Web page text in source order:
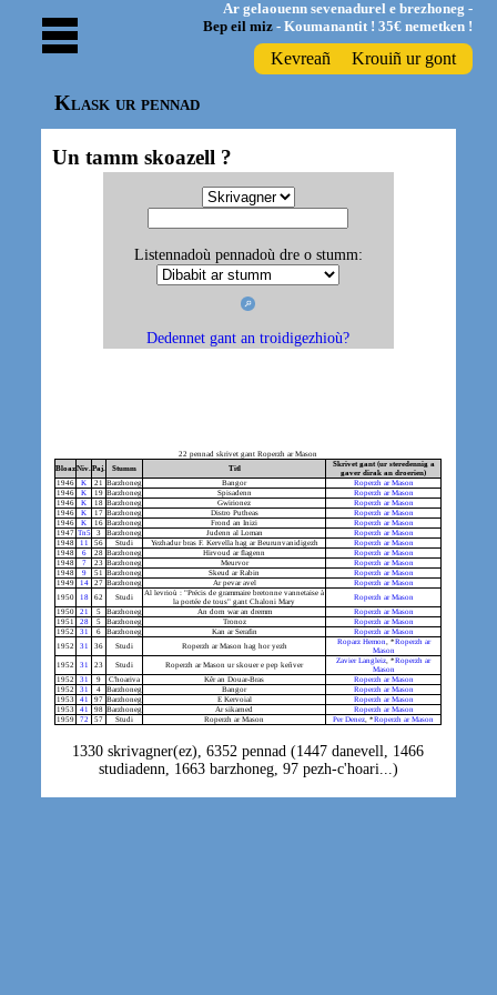
Ar gelaouenn sevenadurel e brezhoneg -
Bep eil miz- Koumanantit ! 35€ nemetken !
Kevreañ Krouiñ ur gont
Klask ur pennad
Un tamm skoazell ?
Listennadoù pennadoù dre o stumm:
Dedennet gant an troidigezhioù?
22 pennad skrivet gant Roperzh ar Mason
BloazNiv. Paj. Stumm Titl
Skrivet gant (ur steredennig a
gaver dirak an droerien)
1946
K 21 Barzhoneg Bangor
Roperzh ar Mason
1946
K 19 Barzhoneg Spisadenn
Roperzh ar Mason
1946
K 18 Barzhoneg Gwirionez
Roperzh ar Mason
1946
K 17 Barzhoneg Distro Putheas
Roperzh ar Mason
1946
K 16 Barzhoneg Frond an Inizi
Roperzh ar Mason
1947 Tn5 3 Barzhoneg Judenn al Loman
Roperzh ar Mason
1948
11 56 Studi Yezhadur bras F. Kervella hag ar Beurunvanidigezh
Roperzh ar Mason
1948
6 28 Barzhoneg Hirvoud ar flagenn
Roperzh ar Mason
1948
7 23 Barzhoneg Meurvor
Roperzh ar Mason
1948
9 51 Barzhoneg Skeud ar Rabin
Roperzh ar Mason
1949
14 27 Barzhoneg Ar pevar avel
Roperzh ar Mason
1950
18 62 Studi
Al levrioù : "Précis de grammaire bretonne vannetaise à
la portée de tous" gant Chaloni Mary
Roperzh ar Mason
1950
21 5 Barzhoneg An dorn war an dremm
Roperzh ar Mason
1951
28 5 Barzhoneg Tronoz
Roperzh ar Mason
1952
31 6 Barzhoneg Kan ar Serafin
Roperzh ar Mason
1952
31 36 Studi Roperzh ar Mason hag hor yezh Roparz Hemon , *Roperzh ar
Mason
1952
31 23 Studi Roperzh ar Mason ur skouer e pep keñver Zavier Langleiz , *Roperzh ar
Mason
1952
31 9 C'hoariva Kêr an Douar-Bras
Roperzh ar Mason
1952
31 4 Barzhoneg Bangor
Roperzh ar Mason
1953
41 97 Barzhoneg E Kervoial
Roperzh ar Mason
1953
41 98 Barzhoneg Ar sikarned
Roperzh ar Mason
1959
72 57 Studi Roperzh ar Mason Per Denez , *Roperzh ar Mason
1330 skrivagner(ez), 6352 pennad (1447 danevell, 1466
studiadenn, 1663 barzhoneg, 97 pezh-c'hoari...)